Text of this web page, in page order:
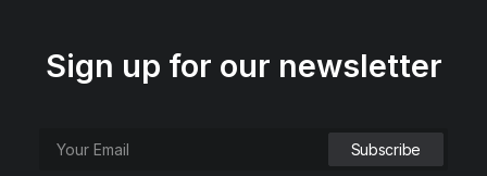
Sign up for our newsletter